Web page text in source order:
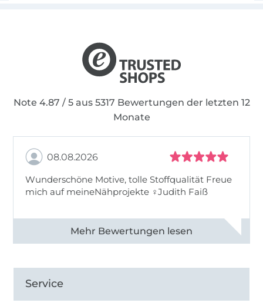
Liebe Grüße, Ina
Note 4.87 / 5 aus 5317 Bewertungen der letzten 12
Monate
08.08.2026
Wunderschöne Motive, tolle Stoffqualität Freue
mich auf meineNähprojekte ♀Judith Faiß
Alle 82990 Bewertungen ansehen
Service